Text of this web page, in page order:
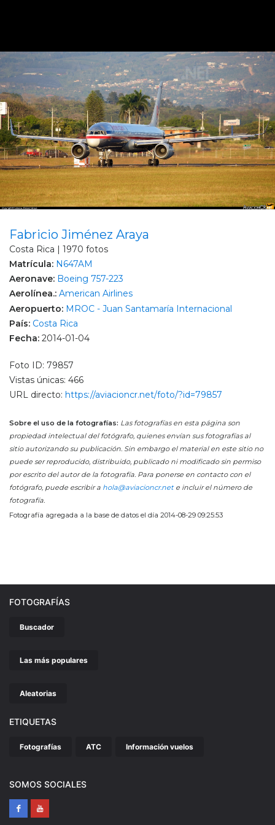
Fabricio Jiménez Araya
Costa Rica | 1970 fotos
Matrícula: N647AM
Aeronave: Boeing 757-223
Aerolínea.: American Airlines
Aeropuerto: MROC - Juan Santamaría Internacional
País: Costa Rica
Fecha: 2014-01-04
Foto ID: 79857
Vistas únicas: 466
URL directo: https://aviacioncr.net/foto/?id=79857
Sobre el uso de la fotografías: Las fotografías en esta página son
propiedad intelectual del fotógrafo, quienes envían sus fotografías al
sitio autorizando su publicación. Sin embargo el material en este sitio no
puede ser reproducido, distribuido, publicado ni modificado sin permiso
por escrito del autor de la fotografía. Para ponerse en contacto con el
fotógrafo, puede escribir a hola@aviacioncr.nete incluir el número de
fotografía.
Fotografía agregada a la base de datos el día 2014-08-29 09:25:53
FOTOGRAFÍAS
Buscador
Las más populares
Aleatorias
ETIQUETAS
Fotografías ATC Información vuelos
SOMOS SOCIALES